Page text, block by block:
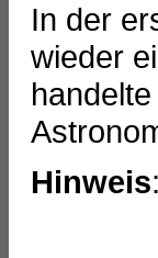
In der
wieder
Hinweis